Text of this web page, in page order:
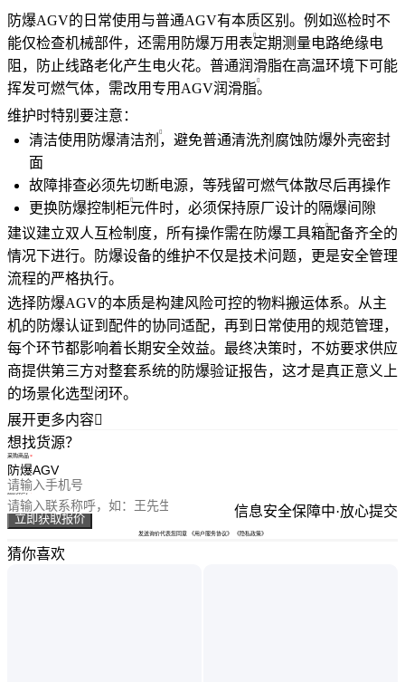
防爆AGV的日常使用与普通AGV有本质区别。例如巡检时不
能仅检查机械部件，还需用 防爆万用表定期测量电路绝缘电
阻，防止线路老化产生电火花。普通润滑脂在高温环境下可能
挥发可燃气体，需改用专用 AGV润滑脂。
维护时特别要注意：
清洁使用 防爆清洁剂 ，避免普通清洗剂腐蚀防爆外壳密封
面
故障排查必须先切断电源，等残留可燃气体散尽后再操作
更换防爆控制柜元件时，必须保持原厂设计的隔爆间隙
建议建立双人互检制度，所有操作需在 防爆工具箱配备齐全的
情况下进行。防爆设备的维护不仅是技术问题，更是安全管理
流程的严格执行。
选择防爆AGV的本质是构建风险可控的物料搬运体系。从主
机的防爆认证到配件的协同适配，再到日常使用的规范管理，
每个环节都影响着长期安全效益。最终决策时，不妨要求供应
商提供第三方对整套系统的防爆验证报告，这才是真正意义上
的场景化选型闭环。
展开更多内容
想找货源？
采购商品
您的电话
您的称呼
立即获取报价 信息安全保障中·放心提交
发送询价代表您同意 《用户服务协议》 《隐私政策》
猜你喜欢